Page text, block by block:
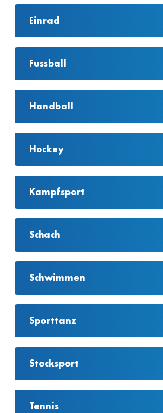
Einrad
Fussball
Handball
Hockey
Kampfsport
Schach
Schwimmen
Sporttanz
Stocksport
Tennis